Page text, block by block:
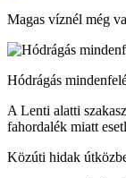
Magas víznél még
Hódrágás
A Lenti alatti
fahordalék miatt
Közúti hidak